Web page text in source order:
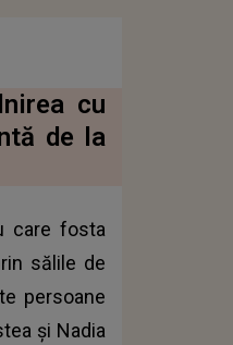
cu
de la
care fosta
sălile de
persoane
și Nadia